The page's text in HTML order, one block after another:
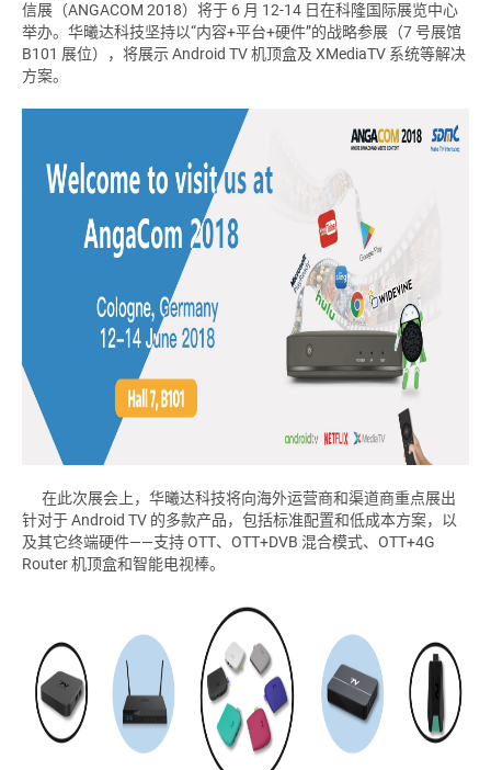
信展（ANGACOM 2018）将于 6 月 12-14 日在科隆国际展览中心
举办。华曦达科技坚持以“内容+平台+硬件”的战略参展（7 号展馆
B101 展位），将展示 Android TV 机顶盒及 XMediaTV 系统等解决
方案。
在此次展会上，华曦达科技将向海外运营商和渠道商重点展出
针对于 Android TV 的多款产品，包括标准配置和低成本方案，以
及其它终端硬件——支持 OTT、OTT+DVB 混合模式、OTT+4G
Router 机顶盒和智能电视棒。